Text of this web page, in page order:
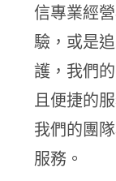
信專業經
驗，或是
護，我們
且便捷的
我們的團
服務。